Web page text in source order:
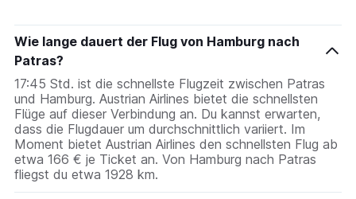
Wie lange dauert der Flug von Hamburg nach
Patras?
17:45 Std. ist die schnellste Flugzeit zwischen Patras
und Hamburg. Austrian Airlines bietet die schnellsten
Flüge auf dieser Verbindung an. Du kannst erwarten,
dass die Flugdauer um durchschnittlich variiert. Im
Moment bietet Austrian Airlines den schnellsten Flug ab
etwa 166 € je Ticket an. Von Hamburg nach Patras
fliegst du etwa 1928 km.